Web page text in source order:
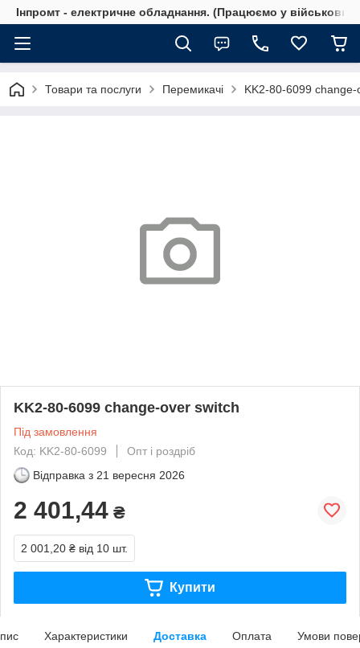
Інпромт - електричне обладнання. (Працюємо у військовий
Товари та послуги Перемикачі KK2-80-6099 change-
KK2-80-6099 change-over switch
Під замовлення
Код: KK2-80-6099
Опт і роздріб
Відправка з 21 вересня 2026
2 401,44 ₴
2 001,20 ₴ від 10 шт.
Купити
Характеристики Доставка Оплата Умови